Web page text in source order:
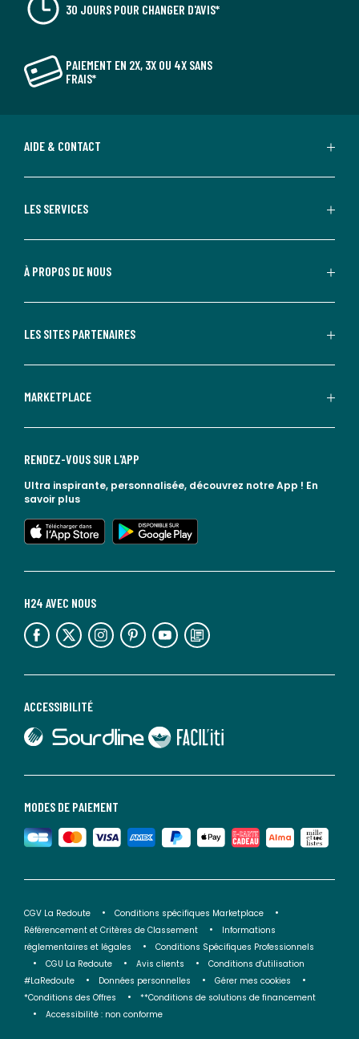
30 JOURS POUR CHANGER D'AVIS*
PAIEMENT EN 2X, 3X OU 4X SANS
FRAIS*
AIDE & CONTACT
LES SERVICES
À PROPOS DE NOUS
LES SITES PARTENAIRES
MARKETPLACE
MODES DE PAIEMENT
ACCESSIBILITÉ
lien vers Sourdline
lien vers Faciliti
H24 AVEC NOUS
lien vers l'espace réseaux sociaux lien vers l'espace réseaux sociaux lien vers l'espace réseaux sociaux lien vers l'espace réseaux sociaux lien vers l'espace réseaux sociaux lien vers le blog la redoute
RENDEZ-VOUS SUR L'APP
Ultra inspirante, personnalisée, découvrez notre App ! En
savoir plus
lien vers l'app store
lien vers google play
CGV La Redoute
Conditions spécifiques Marketplace
Référencement et Critères de Classement
Informations
réglementaires et légales
Conditions Spécifiques Professionnels
CGU La Redoute
Avis clients
Conditions d'utilisation
#LaRedoute
Données personnelles
Gérer mes cookies
*Conditions des Offres
**Conditions de solutions de financement
Accessibilité : non conforme